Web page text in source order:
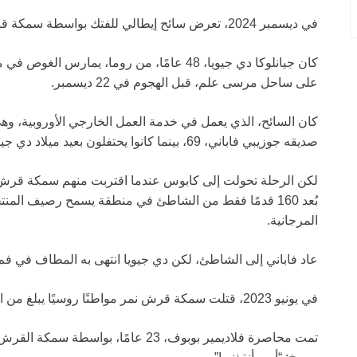
في ديسمبر 2024، تعرض سائح إيطالي للفتك بواسطة سمكة قرش نمر قبالة سواحل مصر أمام زوجته helpless.
كان جيانلوكا دي جيويا، 48 عامًا، من روما،
على ساحل مرسى علم، قبل الهجوم في 22 ديسمبر.
كان السائح، الذي يعمل في خدمة العمل الخارجي الأوروبية،
صديقه جوزيبي فاباني، 69، بينما كانوا يحتفلون بعيد ميلاد دي جيويا الأخير.
لكن الرحلة تحولت إلى كابوس عندما اقتربت منهم سمكة قرش
بُعد 160 قدمًا فقط من الشاطئ في منطقة يسمح رصيف
المرجانية.
عاد فاباني إلى الشاطئ، لكن دي جيويا انتهى به المطاف في
في يونيو 2023، قتلت سمكة قرش نمر مواطنًا روسيًا يبلغ من العمر 23 عامًا في الغردقة.
تمت محاصرة فلاديمير بوبوف، 23